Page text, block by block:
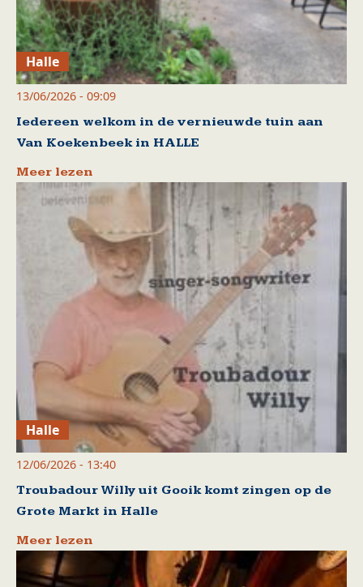
Halle
13/06/2026 - 09:09
Iedereen welkom in de vernieuwde tuin aan
Van Koekenbeek in HALLE
Meer lezen
Halle
12/06/2026 - 13:40
Troubadour Willy uit Gooik komt zingen op de
Grote Markt in Halle
Meer lezen